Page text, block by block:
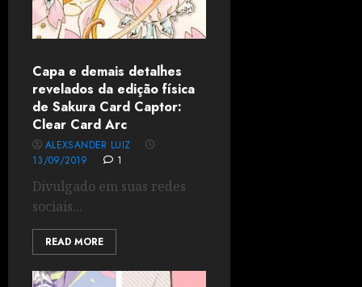
Capa e demais detalhes
revelados da edição física
de Sakura Card Captor:
Clear Card Arc
ALEXSANDER LUIZ
13/09/2019
1
Divulgado em suas redes
sociais...
READ MORE